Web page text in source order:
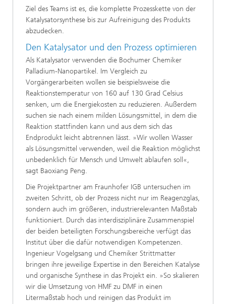
Ziel des Teams ist es, die komplette Prozesskette von der
Katalysatorsynthese bis zur Aufreinigung des Produkts
abzudecken.
Den Katalysator und den Prozess optimieren
Als Katalysator verwenden die Bochumer Chemiker
Palladium-Nanopartikel. Im Vergleich zu
Vorgängerarbeiten wollen sie beispielsweise die
Reaktionstemperatur von 160 auf 130 Grad Celsius
senken, um die Energiekosten zu reduzieren. Außerdem
suchen sie nach einem milden Lösungsmittel, in dem die
Reaktion stattfinden kann und aus dem sich das
Endprodukt leicht abtrennen lässt. »Wir wollen Wasser
als Lösungsmittel verwenden, weil die Reaktion möglichst
unbedenklich für Mensch und Umwelt ablaufen soll«,
sagt Baoxiang Peng.
Die Projektpartner am Fraunhofer IGB untersuchen im
zweiten Schritt, ob der Prozess nicht nur im Reagenzglas,
sondern auch im größeren, industrierelevanten Maßstab
funktioniert. Durch das interdisziplinäre Zusammenspiel
der beiden beteiligten Forschungsbereiche verfügt das
Institut über die dafür notwendigen Kompetenzen.
Ingenieur Vogelgsang und Chemiker Strittmatter
bringen ihre jeweilige Expertise in den Bereichen Katalyse
und organische Synthese in das Projekt ein. »So skalieren
wir die Umsetzung von HMF zu DMF in einen
Litermaßstab hoch und reinigen das Produkt im